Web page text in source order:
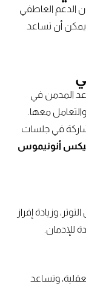
الدعم العاطفي
أن تساعد
المدمن في
معها.
في جلسات
أنونيموس
وزيادة إفراز
للإدمان.
وتساعد